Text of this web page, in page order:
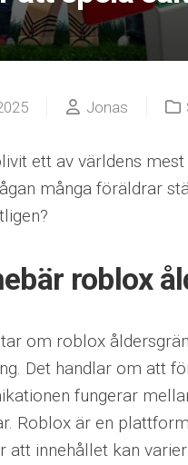
Jonas
ett av världens
många föräldrar
roblox
om roblox
Det handlar om att
fungerar
Roblox är en
att innehållet kan